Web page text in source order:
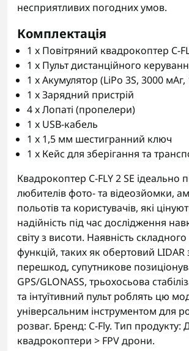
несприятливих погодних умов.
Комплектація
1 x Повітряний квадрокоптер C-
1 x Пульт дистанційного
1 x Акумулятор (LiPo 3S, 3000 мАг,
1 x Зарядний пристрій
4 x Лопаті (пропелери)
1 x USB-кабель
1 x 1,5 мм шестигранний ключ
1 x Кейс для зберігання та
Квадрокоптер C-FLY 2 SE ідеально
любителів фото- та відеозйомки,
польотів та користувачів, які
надійність під час дослідження
світу з висоти. Наявність
функцій, таких як обертовий
перешкод, супутникове
GPS/GLONASS, трьохосьова
та інтуїтивний пульт роблять цю
універсальним інструментом для
розваг. Бренд: C-Fly. Тип продукту:
квадрокоптери > FPV дрони.